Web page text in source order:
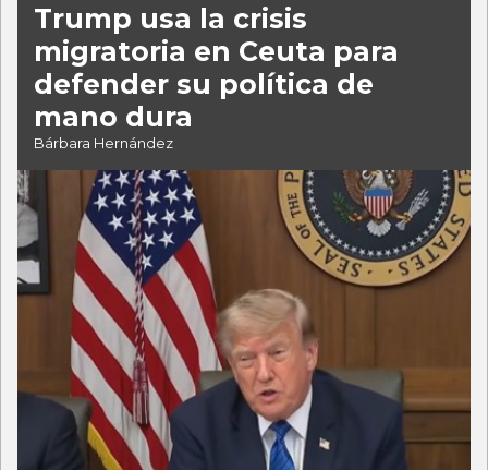
Trump usa la crisis
migratoria en Ceuta para
defender su política de
mano dura
Bárbara Hernández